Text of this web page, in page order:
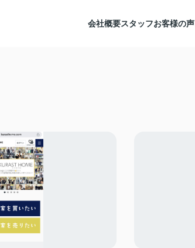
会社概要スタッフお客様の声